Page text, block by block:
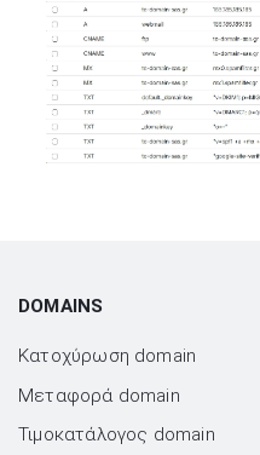
DOMAINS
Κατοχύρωση domain
Μεταφορά domain
Τιμοκατάλογος domain